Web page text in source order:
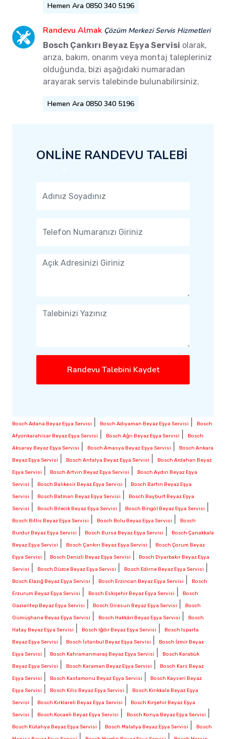
Hemen Ara 0850 340 5196
Randevu Almak Çözüm Merkezi Servis Hizmetleri
Bosch Çankırı Beyaz Eşya Servisi olarak,
arıza, bakım, onarım veya montaj talepleriniz
olduğunda, bizi aşağıdaki numaradan
arayarak servis talebinde bulunabilirsiniz.
Hemen Ara 0850 340 5196
ONLİNE RANDEVU TALEBİ
Randevu Talebini Kaydet
Bosch Adana Beyaz Eşya Servisi Bosch Adıyaman Beyaz Eşya Servisi
Bosch
Afyonkarahisar Beyaz Eşya Servisi
Bosch Ağrı Beyaz Eşya Servisi
Bosch
Aksaray Beyaz Eşya Servisi
Bosch Amasya Beyaz Eşya Servisi
Bosch Ankara
Beyaz Eşya Servisi
Bosch Antalya Beyaz Eşya Servisi
Bosch Ardahan Beyaz
Eşya Servisi
Bosch Artvin Beyaz Eşya Servisi
Bosch Aydın Beyaz Eşya
Servisi
Bosch Balıkesir Beyaz Eşya Servisi
Bosch Bartın Beyaz Eşya
Servisi
Bosch Batman Beyaz Eşya Servisi
Bosch Bayburt Beyaz Eşya
Servisi
Bosch Bilecik Beyaz Eşya Servisi Bosch Bingöl Beyaz Eşya Servisi
Bosch Bitlis Beyaz Eşya Servisi Bosch Bolu Beyaz Eşya Servisi
Bosch
Burdur Beyaz Eşya Servisi
Bosch Bursa Beyaz Eşya Servisi
Bosch Çanakkale
Beyaz Eşya Servisi
Bosch Çankırı Beyaz Eşya Servisi
Bosch Çorum Beyaz
Eşya Servisi
Bosch Denizli Beyaz Eşya Servisi
Bosch Diyarbakır Beyaz Eşya
Servisi
Bosch Düzce Beyaz Eşya Servisi Bosch Edirne Beyaz Eşya Servisi
Bosch Elazığ Beyaz Eşya Servisi Bosch Erzincan Beyaz Eşya Servisi
Bosch
Erzurum Beyaz Eşya Servisi
Bosch Eskişehir Beyaz Eşya Servisi
Bosch
Gaziantep Beyaz Eşya Servisi
Bosch Giresun Beyaz Eşya Servisi
Bosch
Gümüşhane Beyaz Eşya Servisi
Bosch Hakkâri Beyaz Eşya Servisi
Bosch
Hatay Beyaz Eşya Servisi
Bosch Iğdır Beyaz Eşya Servisi
Bosch Isparta
Beyaz Eşya Servisi
Bosch İstanbul Beyaz Eşya Servisi
Bosch İzmir Beyaz
Eşya Servisi
Bosch Kahramanmaraş Beyaz Eşya Servisi
Bosch Karabük
Beyaz Eşya Servisi
Bosch Karaman Beyaz Eşya Servisi
Bosch Kars Beyaz
Eşya Servisi
Bosch Kastamonu Beyaz Eşya Servisi
Bosch Kayseri Beyaz
Eşya Servisi
Bosch Kilis Beyaz Eşya Servisi
Bosch Kırıkkale Beyaz Eşya
Servisi
Bosch Kırklareli Beyaz Eşya Servisi
Bosch Kırşehir Beyaz Eşya
Servisi
Bosch Kocaeli Beyaz Eşya Servisi Bosch Konya Beyaz Eşya Servisi
Bosch Kütahya Beyaz Eşya Servisi Bosch Malatya Beyaz Eşya Servisi
Bosch